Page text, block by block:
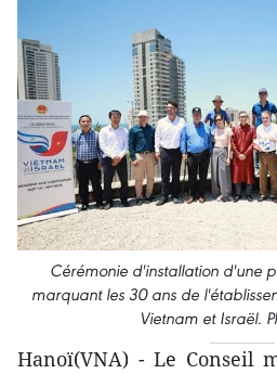
Cérémonie d'installation d'une
marquant les 30 ans de
Vietnam et Israël.
Hanoï(VNA) - Le Conseil